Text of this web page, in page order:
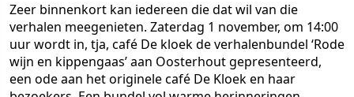
Zeer binnenkort kan iedereen die dat wil van die
verhalen meegenieten. Zaterdag 1 november, om 14:00
uur wordt in, tja, café De kloek de verhalenbundel ‘Rode
wijn en kippengaas’ aan Oosterhout gepresenteerd,
een ode aan het originele café De Kloek en haar